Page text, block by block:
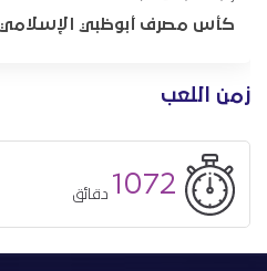
زمن اللعب
1072 دقائق
كأس مصرف أبوظبي الإسلامي